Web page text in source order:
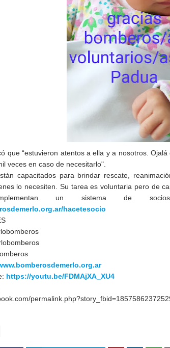
que “estuvieron atentos a ella y a nosotros.
veces en caso de necesitarlo".
capacitados para brindar rescate,
lo necesiten. Su tarea es voluntaria pero de
un sistema de
hacetesocio
https://youtu.be/FDMAjXA_XU4